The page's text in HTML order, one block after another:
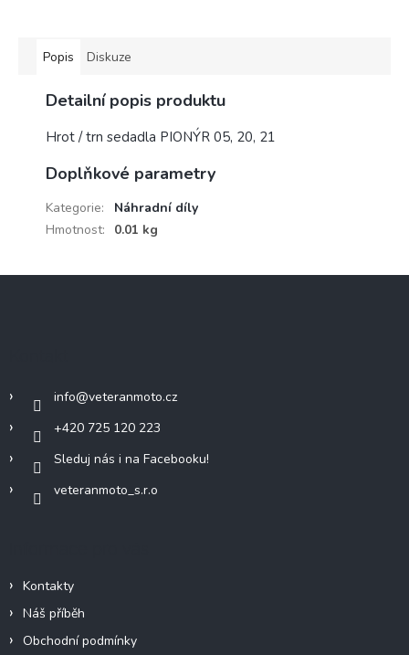
Popis Diskuze
Detailní popis produktu
Hrot / trn sedadla PIONÝR 05, 20, 21
Doplňkové parametry
Kategorie:
Náhradní díly
Hmotnost: 0.01 kg
info@veteranmoto.cz
+420 725 120 223
Sleduj nás i na Facebooku!
veteranmoto_s.r.o
Kontakty
Náš příběh
Obchodní podmínky